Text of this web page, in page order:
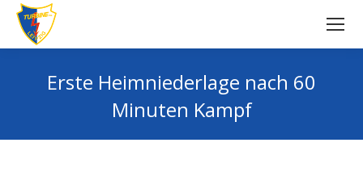
Erste Heimniederlage nach 60
Minuten Kampf